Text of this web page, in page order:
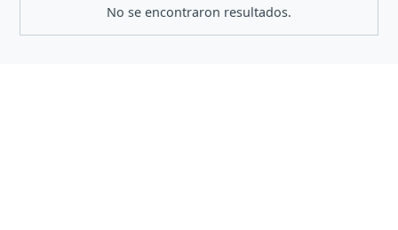
No se encontraron resultados.